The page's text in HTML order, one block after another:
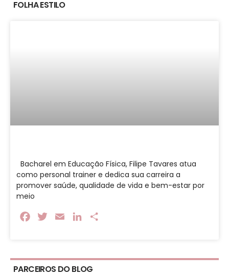
FOLHA ESTILO
Bacharel em Educação Física, Filipe Tavares atua
como personal trainer e dedica sua carreira a
promover saúde, qualidade de vida e bem-estar por
meio
FacebookTwitterEmail LinkedIn
PARCEIROS DO BLOG